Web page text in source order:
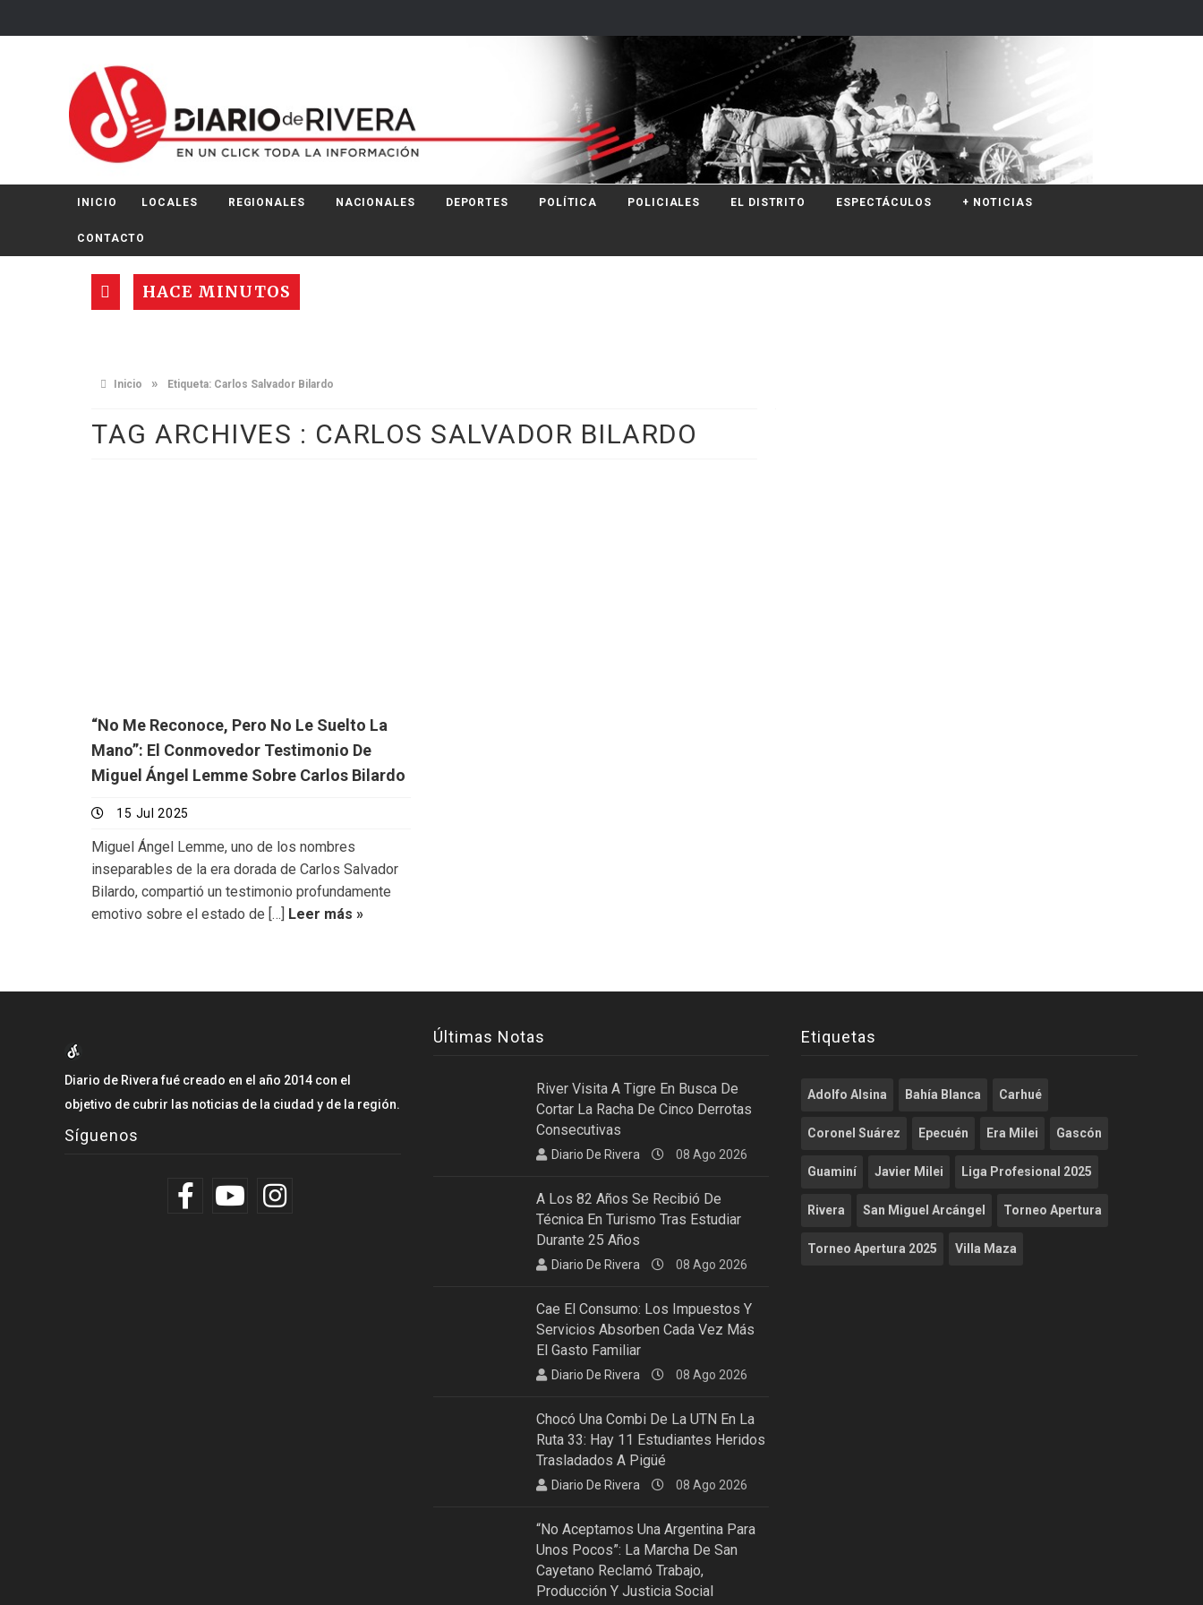
INICIO LOCALES REGIONALES NACIONALES DEPORTES POLÍTICA POLICIALES EL DISTRITO ESPECTÁCULOS + NOTICIAS
CONTACTO
HACE MINUTOS
Inicio » Etiqueta: Carlos Salvador Bilardo
TAG ARCHIVES : CARLOS SALVADOR BILARDO
“No Me Reconoce, Pero No Le Suelto La
Mano”: El Conmovedor Testimonio De
Miguel Ángel Lemme Sobre Carlos Bilardo
15 Jul 2025
Miguel Ángel Lemme, uno de los nombres
inseparables de la era dorada de Carlos Salvador
Bilardo, compartió un testimonio profundamente
emotivo sobre el estado de […]
Leer más »
Diario de Rivera fué creado en el año 2014 con el
objetivo de cubrir las noticias de la ciudad y de la región.
Síguenos
Últimas Notas
River Visita A Tigre En Busca De
Cortar La Racha De Cinco Derrotas
Consecutivas
Diario De Rivera 08 Ago 2026
A Los 82 Años Se Recibió De
Técnica En Turismo Tras Estudiar
Durante 25 Años
Diario De Rivera 08 Ago 2026
Cae El Consumo: Los Impuestos Y
Servicios Absorben Cada Vez Más
El Gasto Familiar
Diario De Rivera 08 Ago 2026
Chocó Una Combi De La UTN En La
Ruta 33: Hay 11 Estudiantes Heridos
Trasladados A Pigüé
Diario De Rivera 08 Ago 2026
“No Aceptamos Una Argentina Para
Unos Pocos”: La Marcha De San
Cayetano Reclamó Trabajo,
Producción Y Justicia Social
Etiquetas
Adolfo Alsina Bahía Blanca Carhué
Coronel Suárez Epecuén Era Milei Gascón
Guaminí Javier Milei Liga Profesional 2025
Rivera San Miguel Arcángel Torneo Apertura
Torneo Apertura 2025 Villa Maza